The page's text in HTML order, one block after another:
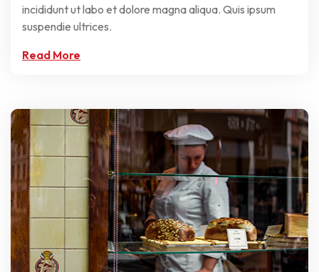
incididunt ut labo et dolore magna aliqua. Quis ipsum
suspendie ultrices.
Read More